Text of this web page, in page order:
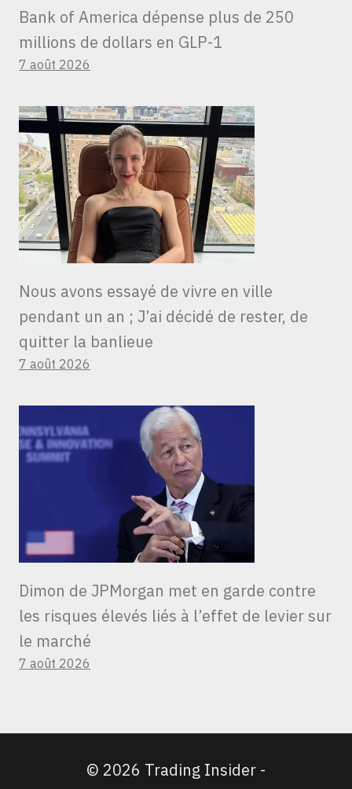
Bank of America dépense plus de 250
millions de dollars en GLP-1
7 août 2026
Nous avons essayé de vivre en ville
pendant un an ; J’ai décidé de rester, de
quitter la banlieue
7 août 2026
Dimon de JPMorgan met en garde contre
les risques élevés liés à l’effet de levier sur
le marché
7 août 2026
© 2026 Trading Insider -